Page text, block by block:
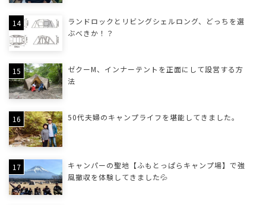
ランドロックとリビングシェルロング、どっちを選
ぶべきか！？
ゼクーM、インナーテントを正面にして設営する方
法
50代夫婦のキャンプライフを堪能してきました。
キャンパーの聖地【ふもとっぱらキャンプ場】で強
風撤収を体験してきました💦